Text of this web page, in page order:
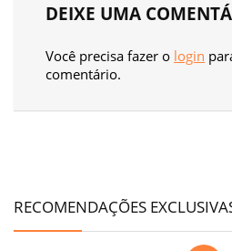
DEIXE UMA
Você precisa fazer o login
comentário.
RECOMENDAÇÕES